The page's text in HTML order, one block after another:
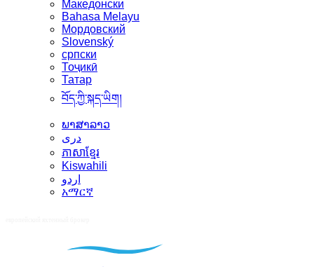
Македонски
Bahasa Melayu
Мордовский
Slovenský
српски
Тоҷикӣ
Татар
བོད་ཀྱི་སྐད་ཡིག།
ພາສາລາວ
دری
ភាសាខ្មែរ
Kiswahili
اردو
አማርኛ